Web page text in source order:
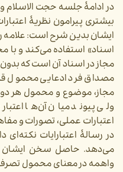
در ادامۀ جلسه حجت الاسلام
بیشتری پیرامون نظریۀ
ایشان بدین شرح است: علامه
اسناد» استفاده می‌کند و با
مجاز در اسناد آن است که
مصداق فرد ادعایی محمول
مجاز، موضوع و محمول هر
ولی پیوند میان آن‌ها
اعتبارات عملی، تصورات و
در رسالۀ اعتبارایات
می‌دهد. حاصل سخن ایشان
واهمه در معنای محمول